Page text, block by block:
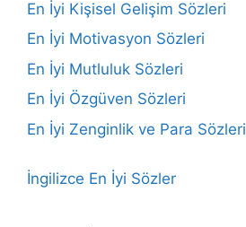
En İyi Kişisel Gelişim Sözleri
En İyi Motivasyon Sözleri
En İyi Mutluluk Sözleri
En İyi Özgüven Sözleri
En İyi Zenginlik ve Para Sözleri
İngilizce En İyi Sözler